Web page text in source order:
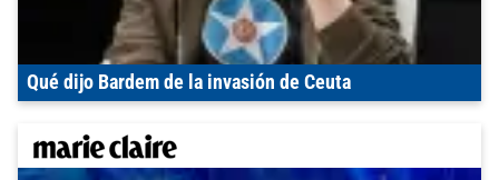
Qué dijo Bardem de la invasión de Ceuta